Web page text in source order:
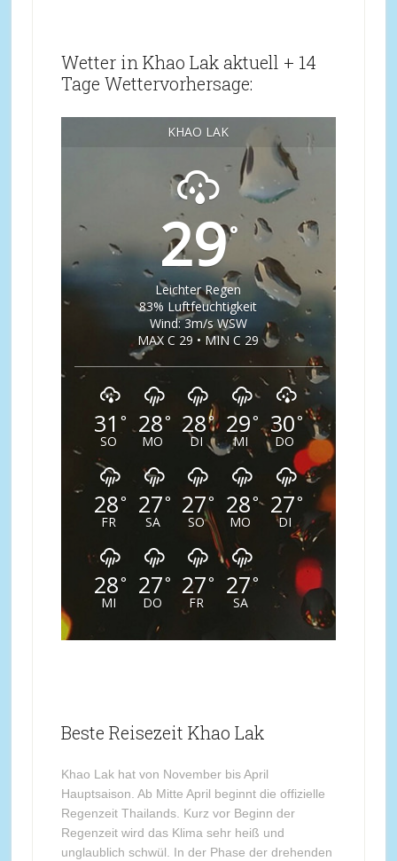
Wetter in Khao Lak aktuell + 14
Tage Wettervorhersage:
KHAO LAK
29°
Leichter Regen
83% Luftfeuchtigkeit
Wind: 3m/s WSW
MAX C 29 • MIN C 29
31 °
SO
28°
MO
28°
DI
29°
MI
30°
DO
28°
FR
27°
SA
27°
SO
28°
MO
27°
DI
28°
MI
27°
DO
27°
FR
27°
SA
Beste Reisezeit Khao Lak
Khao Lak hat von November bis April
Hauptsaison. Ab Mitte April beginnt die offizielle
Regenzeit Thailands. Kurz vor Beginn der
Regenzeit wird das Klima sehr heiß und
unglaublich schwül. In der Phase der drehenden